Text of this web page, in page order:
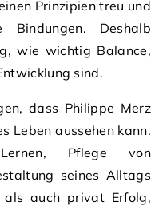
Prinzipien treu und
Bindungen. Deshalb
wie wichtig Balance,
sind.
dass Philippe Merz
Leben aussehen kann.
Pflege von
seines Alltags
auch privat Erfolg,